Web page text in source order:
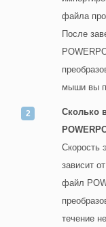
файла
После
мыши вы
Сколько
Скорость
зависит
файл
течение